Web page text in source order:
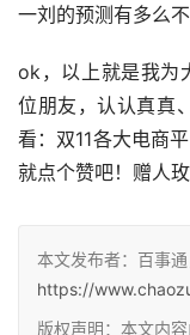
一刘的预测有多么不
ok，以上就是我为
位朋友，认认真真
看：双11各大电商
就点个赞吧！赠人玫
本文发布者：百事
https://
版权声明：本文内